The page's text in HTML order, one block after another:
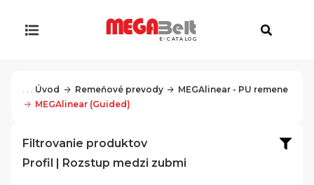
E-CATALOG
Filtrovanie produktov
Profil | Rozstup medzi zubmi
. . . Úvod Remeňové prevody
MEGAlinear - PU remene
MEGAlinear (Guided)